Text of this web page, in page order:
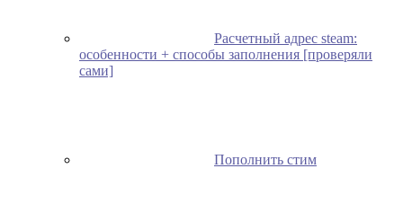
Расчетный адрес steam:
особенности + способы заполнения [проверяли
сами]
Пополнить стим